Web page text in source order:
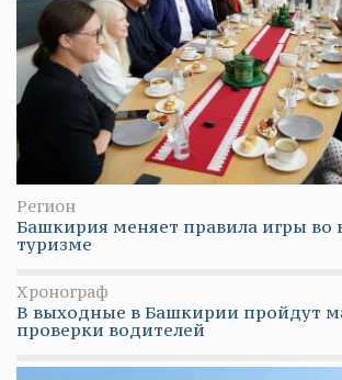
Регион
Башкирия меняет правила игры во
туризме
Хронограф
В выходные в Башкирии пройдут
проверки водителей